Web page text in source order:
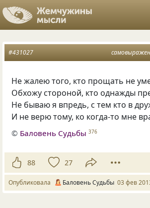
#431027
Не жалею того, кто прощать не
Обхожу стороной, кто однажды
Не бываю я впредь, с тем кто в
И не верю тому, ко когда-то мне
© Баловень Судьбы 376
88 27
Опубликовала Баловень Судьбы 03 фев